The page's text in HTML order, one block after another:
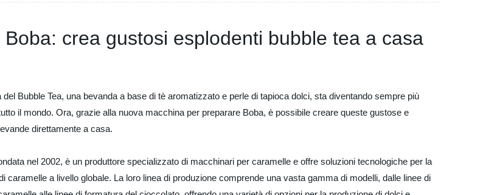
crea gustosi esplodenti bubble tea a casa
del Bubble Tea, una bevanda a base di tè aromatizzato e perle di tapioca dolci, sta diventando sempre più
il mondo. Ora, grazie alla nuova macchina per preparare Boba, è possibile creare queste gustose e
direttamente a casa.
nel 2002, è un produttore specializzato di macchinari per caramelle e offre soluzioni tecnologiche per la
caramelle a livello globale. La loro linea di produzione comprende una vasta gamma di modelli, dalle linee di